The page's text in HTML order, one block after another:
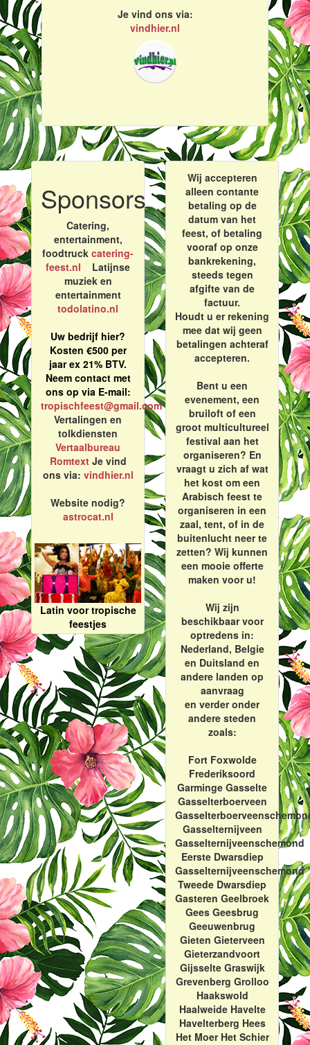
Je vind ons via:
vindhier.nl
Sponsors
Catering,
entertainment,
foodtruck catering-
feest.nl Latijnse
muziek en
entertainment
todolatino.nl
Uw bedrijf hier?
Kosten €500 per
jaar ex 21% BTV.
Neem contact met
ons op via E-mail:
tropischfeest@gmail.com
Vertalingen en
tolkdiensten
Vertaalbureau
RomtextJe vind
ons via: vindhier.nl
Website nodig?
astrocat.nl
Latin voor tropische
feestjes
Wij accepteren
alleen contante
betaling op de
datum van het
feest, of betaling
vooraf op onze
bankrekening,
steeds tegen
afgifte van de
factuur.
Houdt u er rekening
mee dat wij geen
betalingen achteraf
accepteren.
Bent u een
evenement, een
bruiloft of een
groot multicultureel
festival aan het
organiseren? En
vraagt u zich af wat
het kost om een
Arabisch feest te
organiseren in een
zaal, tent, of in de
buitenlucht neer te
zetten? Wij kunnen
een mooie offerte
maken voor u!
Wij zijn
beschikbaar voor
optredens in:
Nederland, Belgie
en Duitsland en
andere landen op
aanvraag
en verder onder
andere steden
zoals:
Fort Foxwolde
Frederiksoord
Garminge Gasselte
Gasselterboerveen
Gasselternijveen
Gasselternijveenschemond
Eerste Dwarsdiep
Gasselternijveenschemond
Tweede Dwarsdiep
Gasteren Geelbroek
Gees Geesbrug
Geeuwenbrug
Gieten Gieterveen
Gieterzandvoort
Gijsselte Graswijk
Grevenberg Grolloo
Haakswold
Haalweide Havelte
Havelterberg Hees
Het Moer Het Schier